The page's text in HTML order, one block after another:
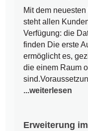
Mit dem
steht allen
Verfügung: die
finden Die erste
ermöglicht es,
die einem Raum
...weiterlesen
Erweiterung im